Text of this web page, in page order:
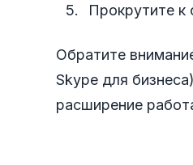
Прокрутите к
Обратите
Skype для
расширение